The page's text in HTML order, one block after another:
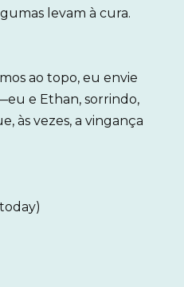
levam à cura.
ao topo, eu envie
e Ethan, sorrindo,
às vezes, a vingança